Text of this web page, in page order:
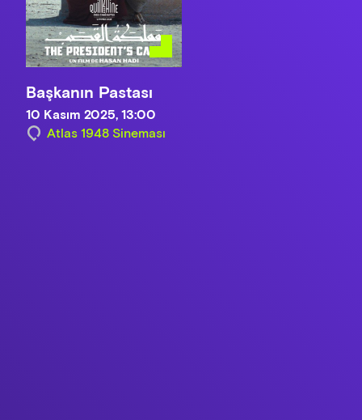
Başkanın Pastası
10 Kasım 2025, 13:00
Atlas 1948 Sineması